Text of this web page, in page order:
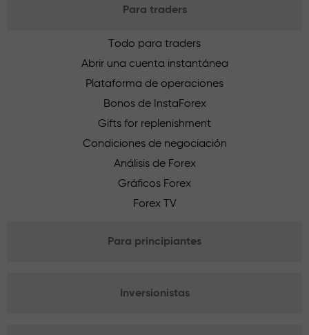
Para traders
Todo para traders
Abrir una cuenta instantánea
Plataforma de operaciones
Bonos de InstaForex
Gifts for replenishment
Condiciones de negociación
Análisis de Forex
Gráficos Forex
Forex TV
Para principiantes
Inversionistas